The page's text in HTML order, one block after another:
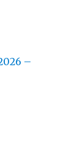
–